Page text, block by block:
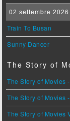
02 settembre 2026
Train To Busan
Sunny Dancer
The Story of
The Story of Movies
The Story of Movies
The Story of Movies